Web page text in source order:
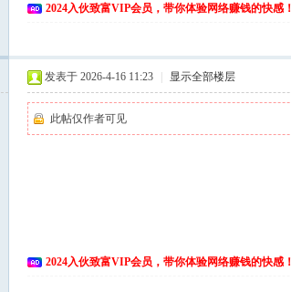
2024入伙致富VIP会员，带你体验网络赚钱的快感！
发表于 2026-4-16 11:23 显示全部楼层
此帖仅作者可见
2024入伙致富VIP会员，带你体验网络赚钱的快感！